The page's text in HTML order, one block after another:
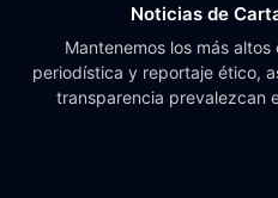
Noticias de
Mantenemos los más
periodística y reportaje ético,
transparencia prevalezcan